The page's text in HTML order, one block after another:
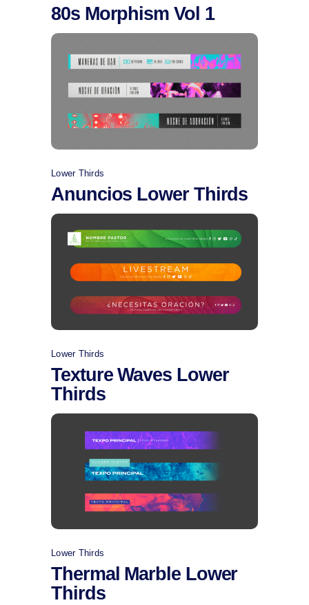
80s Morphism Vol 1
Comprar
Lower Thirds
Anuncios Lower Thirds
Comprar
Lower Thirds
Texture Waves Lower
Thirds
Comprar
Lower Thirds
Thermal Marble Lower
Thirds